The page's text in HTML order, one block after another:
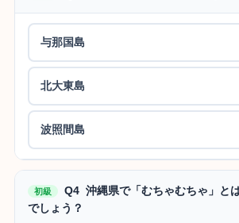
与那国島
北大東島
波照間島
初級
Q4 沖縄県で「むちゃむちゃ」と
でしょう？